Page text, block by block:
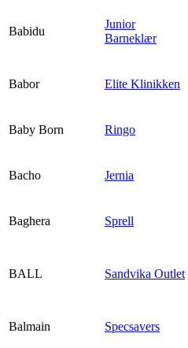
Babidu
Junior
Barneklær
Babor Elite Klinikken
Baby Born Ringo
Bacho Jernia
Baghera Sprell
BALL Sandvika Outlet
Balmain Specsavers